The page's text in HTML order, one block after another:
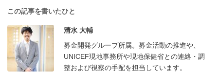
この記事を書いたひと
清水 大輔
募金開発グループ所属。募金活動の推進や、
UNICEF現地事務所や現地保健省との連絡・調
整および視察の手配を担当しています。